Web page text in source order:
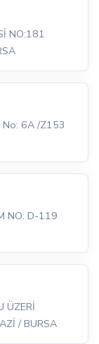
NO:181
No: 6A /Z153
NO: D-119
ÜZERİ
/ BURSA